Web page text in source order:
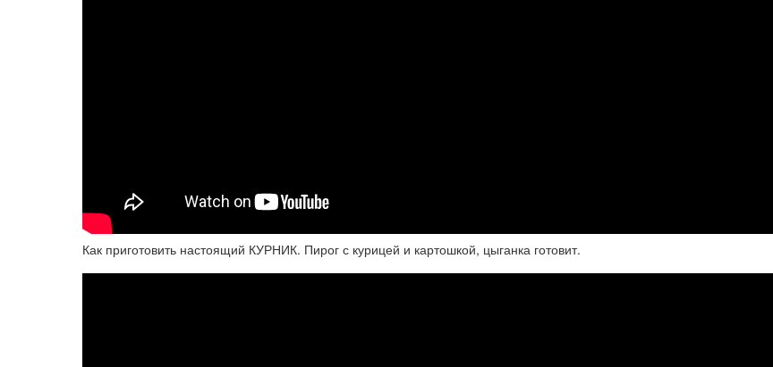
Как приготовить настоящий КУРНИК. Пирог с курицей и картошкой, цыганка готовит.